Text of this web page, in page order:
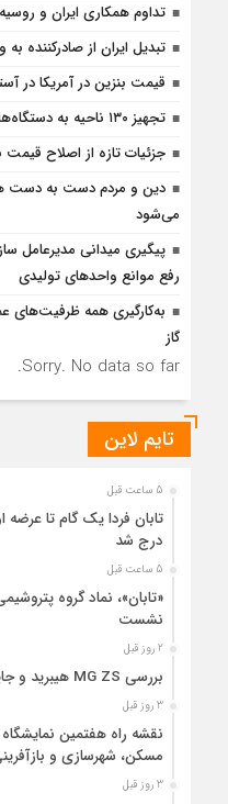
تداوم همکاری ایران و
تبدیل ایران از صادرکننده به
قیمت بنزین در آمریکا در آستانه 4 دلاری
تجهیز ۱۳۰ ناحیه به دستگاه‌های صدور آنی کارت سوخت
جزئیات تازه از اصلاح قیمت
دین و مردم دست به‌ دست
می‌شود
پیگیری میدانی مدیرعامل
رفع موانع واحدهای تولیدی
به‌کارگیری همه ظرفیت‌های
گاز
Sorry. No data so far.
تایم لاین
5 ساعت قبل
تابان فردا یک گام تا عرضه
درج شد
5 ساعت قبل
«تابان»، نماد گروه
نشست
2 روز قبل
بررسی MG ZS هیبرید و جایگاه آن در بازار خودروهای وارداتی
3 روز قبل
نقشه راه هفتمین
مسکن، شهرسازی و
3 روز قبل